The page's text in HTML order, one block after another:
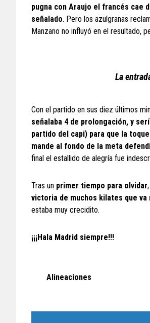
pugna con Araujo el francés cae
señalado. Pero los azulgranas
Manzano no influyó en el resultado,
La
Con el partido en sus diez últimos
señalaba 4 de prolongación, y
partido del capi) para que la
mande al fondo de la meta
final el estallido de alegría fue
Tras un primer tiempo para olvidar
victoria de muchos kilates que
estaba muy crecidito.
¡¡¡Hala Madrid siempre!!!
Alineaciones